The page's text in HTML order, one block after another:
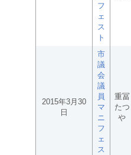
フ
ェ
ス
ト
2015年3月30
日
市
議
会
議
員
マ
ニ
フ
ェ
ス
重冨
たつ
や